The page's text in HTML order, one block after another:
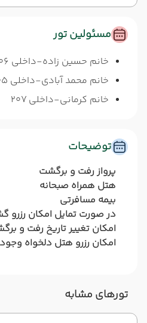
مسئولین تور
خانم حسین زاده-داخلی 206
خانم محمد آبادی-داخلی 205
خانم کرمانی-داخلی 207
توضیحات
پرواز رفت و برگشت
هتل همراه صبحانه
بیمه مسافرتی
در صورت تمایل امکان رزرو
امکان تغییر تاریخ رفت و
امکان رزرو هتل دلخواه
تورهای مشابه